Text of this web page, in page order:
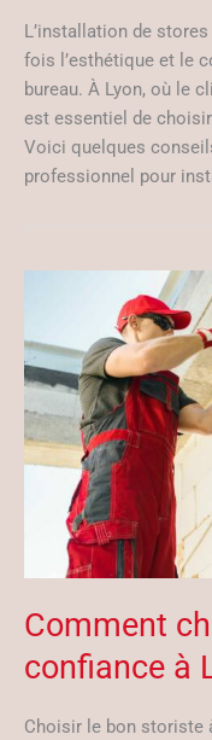
L’installation de
fois l’esthétique et le
bureau. À Lyon, où le
est essentiel de
Voici quelques
professionnel pour
Comment
confiance à
Choisir le bon storiste